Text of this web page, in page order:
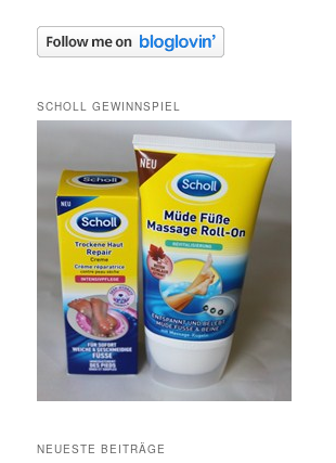
SCHOLL GEWINNSPIEL
NEUESTE BEITRÄGE